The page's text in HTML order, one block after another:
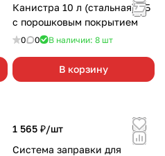
Канистра 10 л (стальная) РБ
с порошковым покрытием
0 0 В наличии: 8 шт
В корзину
1 565 ₽/шт
Система заправки для